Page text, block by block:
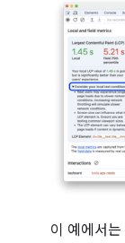
이 예에서